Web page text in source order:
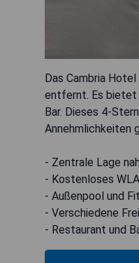
Das Cambria
entfernt. Es bietet
Bar. Dieses 4-
Annehmlichkeiten
- Zentrale Lage
- Kostenloses
- Außenpool und
- Verschiedene
- Restaurant und